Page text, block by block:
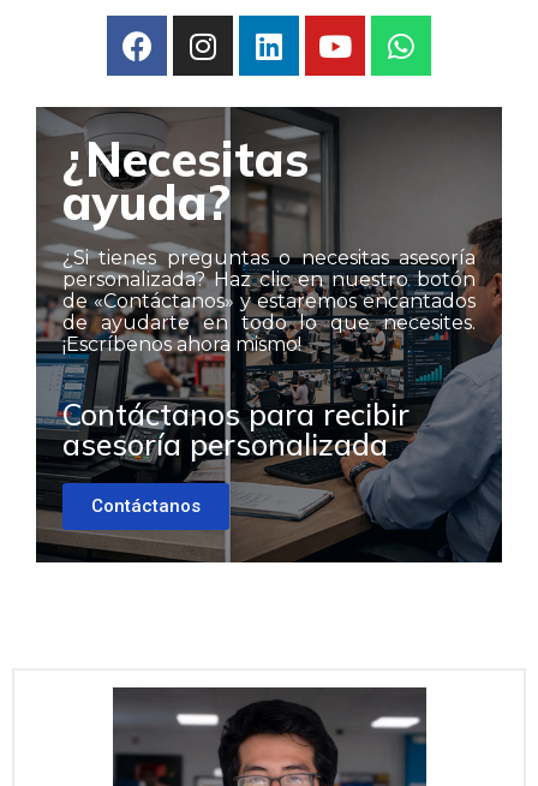
¿Necesitas
ayuda?
¿Si tienes preguntas o necesitas asesoría
personalizada? Haz clic en nuestro botón
de «Contáctanos» y estaremos encantados
de ayudarte en todo lo que necesites.
¡Escríbenos ahora mismo!
Contáctanos para recibir
asesoría personalizada
Contáctanos